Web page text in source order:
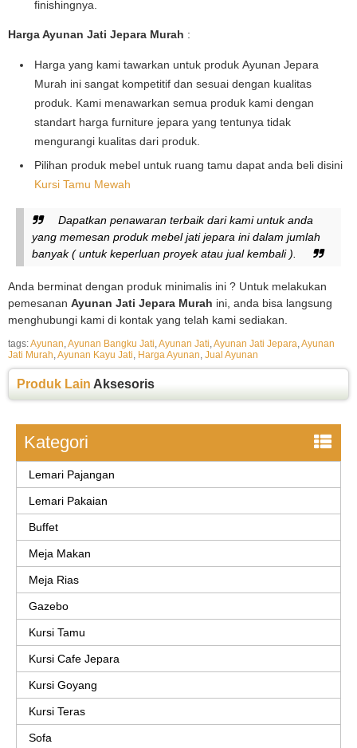
finishingnya.
Harga Ayunan Jati Jepara Murah :
Harga yang kami tawarkan untuk produk Ayunan Jepara
Murah ini sangat kompetitif dan sesuai dengan kualitas
produk. Kami menawarkan semua produk kami dengan
standart harga furniture jepara yang tentunya tidak
mengurangi kualitas dari produk.
Pilihan produk mebel untuk ruang tamu dapat anda beli disini
Kursi Tamu Mewah
Dapatkan penawaran terbaik dari kami untuk anda
yang memesan produk mebel jati jepara ini dalam jumlah
banyak ( untuk keperluan proyek atau jual kembali ).
Anda berminat dengan produk minimalis ini ? Untuk melakukan
pemesanan Ayunan Jati Jepara Murah ini, anda bisa langsung
menghubungi kami di kontak yang telah kami sediakan.
tags:Ayunan,Ayunan Bangku Jati,Ayunan Jati,Ayunan Jati Jepara,Ayunan
Jati Murah,Ayunan Kayu Jati, Harga Ayunan, Jual Ayunan
Produk Lain Aksesoris
Kategori
Lemari Pajangan
Lemari Pakaian
Buffet
Meja Makan
Meja Rias
Gazebo
Kursi Tamu
Kursi Cafe Jepara
Kursi Goyang
Kursi Teras
Sofa